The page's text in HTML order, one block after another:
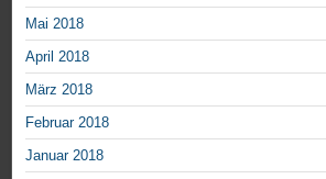
Mai 2018
April 2018
März 2018
Februar 2018
Januar 2018